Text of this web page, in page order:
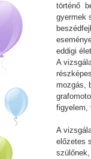
történő
gyermek
eddigi
A
mozgás,
figyelem,
A
előzetes